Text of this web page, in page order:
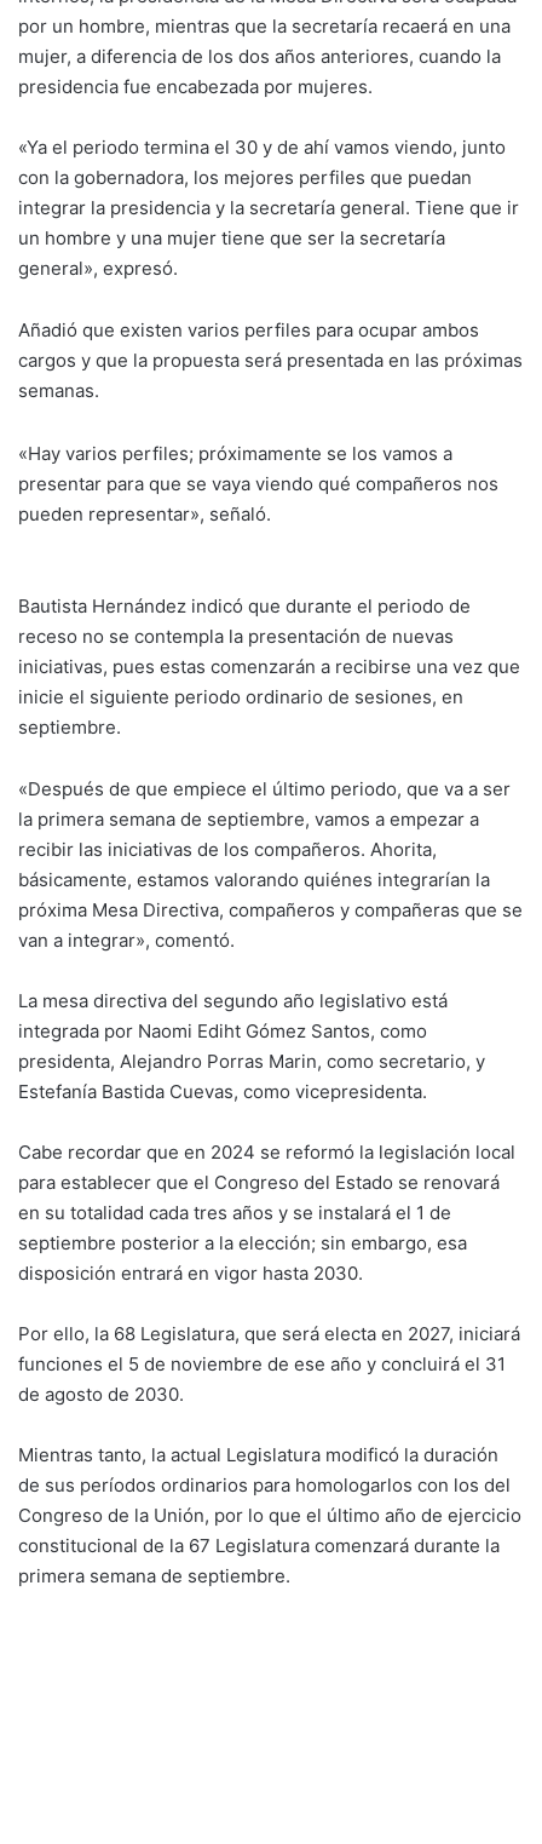
por un hombre, mientras que la secretaría recaerá en una
mujer, a diferencia de los dos años anteriores, cuando la
presidencia fue encabezada por mujeres.
«Ya el periodo termina el 30 y de ahí vamos viendo, junto
con la gobernadora, los mejores perfiles que puedan
integrar la presidencia y la secretaría general. Tiene que ir
un hombre y una mujer tiene que ser la secretaría
general», expresó.
Añadió que existen varios perfiles para ocupar ambos
cargos y que la propuesta será presentada en las próximas
semanas.
«Hay varios perfiles; próximamente se los vamos a
presentar para que se vaya viendo qué compañeros nos
pueden representar», señaló.
Bautista Hernández indicó que durante el periodo de
receso no se contempla la presentación de nuevas
iniciativas, pues estas comenzarán a recibirse una vez que
inicie el siguiente periodo ordinario de sesiones, en
septiembre.
«Después de que empiece el último periodo, que va a ser
la primera semana de septiembre, vamos a empezar a
recibir las iniciativas de los compañeros. Ahorita,
básicamente, estamos valorando quiénes integrarían la
próxima Mesa Directiva, compañeros y compañeras que se
van a integrar», comentó.
La mesa directiva del segundo año legislativo está
integrada por Naomi Ediht Gómez Santos, como
presidenta, Alejandro Porras Marin, como secretario, y
Estefanía Bastida Cuevas, como vicepresidenta.
Cabe recordar que en 2024 se reformó la legislación local
para establecer que el Congreso del Estado se renovará
en su totalidad cada tres años y se instalará el 1 de
septiembre posterior a la elección; sin embargo, esa
disposición entrará en vigor hasta 2030.
Por ello, la 68 Legislatura, que será electa en 2027, iniciará
funciones el 5 de noviembre de ese año y concluirá el 31
de agosto de 2030.
Mientras tanto, la actual Legislatura modificó la duración
de sus períodos ordinarios para homologarlos con los del
Congreso de la Unión, por lo que el último año de ejercicio
constitucional de la 67 Legislatura comenzará durante la
primera semana de septiembre.